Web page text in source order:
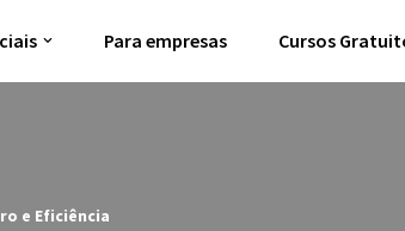
Para empresas Cursos
e Eficiência